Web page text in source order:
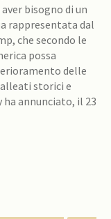
bisogno di un
rappresentata dal
che secondo le
possa
delle
storici e